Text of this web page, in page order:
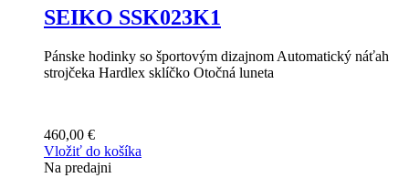
SEIKO SSK023K1
Pánske hodinky so športovým dizajnom Automatický náťah
strojčeka Hardlex sklíčko Otočná luneta
460,00 €
Vložiť do košíka
Na predajni